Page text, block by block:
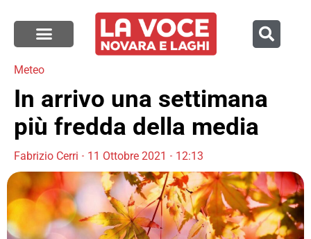
Meteo
In arrivo una settimana
più fredda della media
Fabrizio Cerri 11 Ottobre 2021 12:13